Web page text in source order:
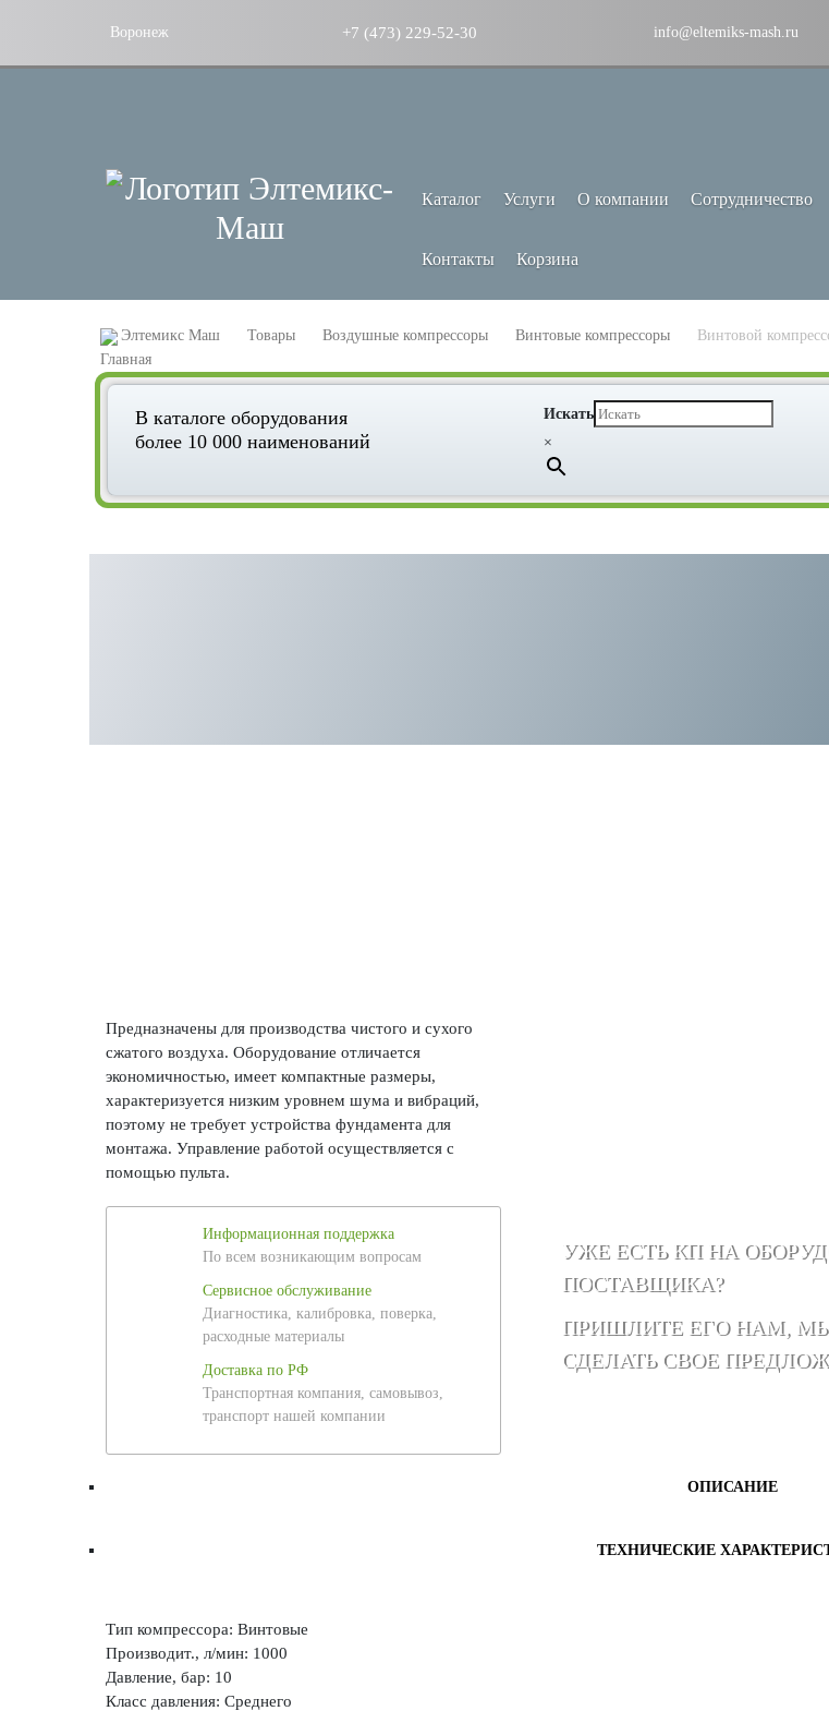
Воронеж +7 (473) 229-52-30 info@eltemiks-mash.ru
Каталог Услуги О компании Сотрудничество
Контакты Корзина
Элтемикс Маш Товары Воздушные компрессоры Винтовые компрессоры Винтовой
В каталоге оборудования
более 10 000 наименований
Искать
×
Предназначены для производства чистого и сухого
сжатого воздуха. Оборудование отличается
экономичностью, имеет компактные размеры,
характеризуется низким уровнем шума и вибраций,
поэтому не требует устройства фундамента для
монтажа. Управление работой осуществляется с
помощью пульта.
Информационная поддержка
По всем возникающим вопросам
Сервисное обслуживание
Диагностика, калибровка, поверка,
расходные материалы
Доставка по РФ
Транспортная компания, самовывоз,
транспорт нашей компании
УЖЕ ЕСТЬ КП НА
ПОСТАВЩИКА?
ПРИШЛИТЕ ЕГО НАМ,
СДЕЛАТЬ СВОЕ
ОПИСАНИЕ
ТЕХНИЧЕСКИЕ
Тип компрессора: Винтовые
Производит., л/мин: 1000
Давление, бар: 10
Класс давления: Среднего